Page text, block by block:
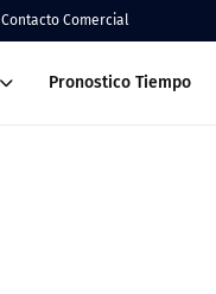
Contacto Comercial
Pronostico Tiempo